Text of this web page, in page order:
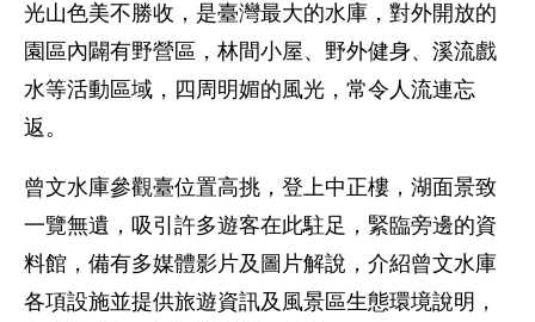
光山色美不勝收，是臺灣最大的水庫，對外開放的
園區內闢有野營區，林間小屋、野外健身、溪流戲
水等活動區域，四周明媚的風光，常令人流連忘
返。
曾文水庫參觀臺位置高挑，登上中正樓，湖面景致
一覽無遺，吸引許多遊客在此駐足，緊臨旁邊的資
料館，備有多媒體影片及圖片解說，介紹曾文水庫
各項設施並提供旅遊資訊及風景區生態環境說明，